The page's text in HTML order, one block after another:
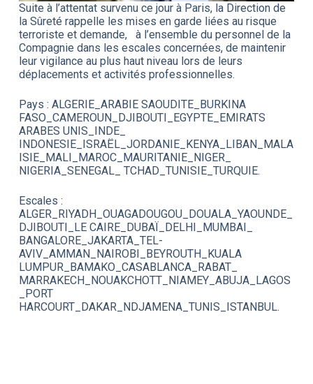
Suite à l’attentat survenu ce jour à Paris, la Direction de
la Sûreté rappelle les mises en garde liées au risque
terroriste et demande, à l’ensemble du personnel de la
Compagnie dans les escales concernées, de maintenir
leur vigilance au plus haut niveau lors de leurs
déplacements et activités professionnelles.
Pays : ALGERIE_ARABIE SAOUDITE_BURKINA
FASO_CAMEROUN_DJIBOUTI_EGYPTE_EMIRATS
ARABES UNIS_INDE_
INDONESIE_ISRAËL_JORDANIE_KENYA_LIBAN_MALA
ISIE_MALI_MAROC_MAURITANIE_NIGER_
NIGERIA_SENEGAL_ TCHAD_TUNISIE_TURQUIE.
Escales :
ALGER_RIYADH_OUAGADOUGOU_DOUALA_YAOUNDE_
DJIBOUTI_LE CAIRE_DUBAÏ_DELHI_MUMBAI_
BANGALORE_JAKARTA_TEL-
AVIV_AMMAN_NAIROBI_BEYROUTH_KUALA
LUMPUR_BAMAKO_CASABLANCA_RABAT_
MARRAKECH_NOUAKCHOTT_NIAMEY_ABUJA_LAGOS
_PORT
HARCOURT_DAKAR_NDJAMENA_TUNIS_ISTANBUL.